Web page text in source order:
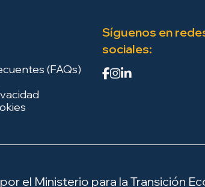
(FAQs)
Síguenos en
sociales:
el Ministerio para la Transición